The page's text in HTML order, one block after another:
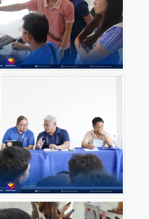
www.facebook.com/dostvsorsogon/posts/